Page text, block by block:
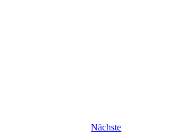
Nächste